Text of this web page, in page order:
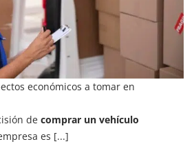
económicos a tomar en
de comprar un vehículo
es [...]